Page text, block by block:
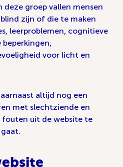
groep vallen mensen
zijn of die te maken
leerproblemen, cognitieve
voor licht en
altijd nog een
met slechtziende en
uit de website te
gaat.